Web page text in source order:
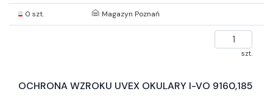
0 szt. Magazyn Poznań
szt.
OCHRONA WZROKU UVEX OKULARY I-VO 9160,185